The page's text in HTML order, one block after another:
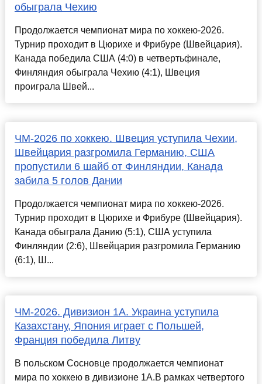
обыграла Чехию
Продолжается чемпионат мира по хоккею-2026.
Турнир проходит в Цюрихе и Фрибуре (Швейцария).
Канада победила США (4:0) в четвертьфинале,
Финляндия обыграла Чехию (4:1), Швеция
проиграла Швей...
ЧМ-2026 по хоккею. Швеция уступила Чехии,
Швейцария разгромила Германию, США
пропустили 6 шайб от Финляндии, Канада
забила 5 голов Дании
Продолжается чемпионат мира по хоккею-2026.
Турнир проходит в Цюрихе и Фрибуре (Швейцария).
Канада обыграла Данию (5:1), США уступила
Финляндии (2:6), Швейцария разгромила Германию
(6:1), Ш...
ЧМ-2026. Дивизион 1А. Украина уступила
Казахстану, Япония играет с Польшей,
Франция победила Литву
В польском Сосновце продолжается чемпионат
мира по хоккею в дивизионе 1А.В рамках четвертого